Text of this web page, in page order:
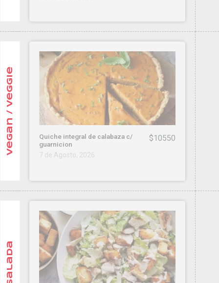
Vegan / Veggie
Ensalada
Quiche integral de calabaza c/
guarnicion
$10550
7 de Agosto, 2026